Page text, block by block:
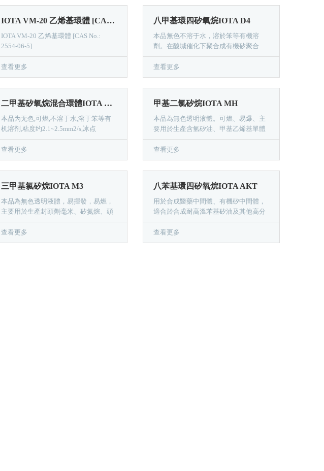
IOTA VM-20 乙烯基環體 [CAS No.: 2554-06-5]
IOTA VM-20 乙烯基環體 [CAS No.:
2554-06-5]
查看更多
八甲基環四矽氧烷IOTA D4
本品無色不溶于水，溶於笨等有機溶
劑。在酸堿催化下聚合成有機矽聚合
物，是矽油、矽橡膠的基本原料，也可
直接做橡膠填料處理劑及化妝品原料。
查看更多
二甲基矽氧烷混合環體IOTA DMC
本品为无色,可燃,不溶于水,溶于笨等有
机溶剂,粘度约2.1~2.5mm2/s,冰点
0℃~5℃.在酸堿催化下聚合成有機矽聚
合物，用於生產矽油.矽橡膠等.
查看更多
甲基二氯矽烷IOTA MH
本品為無色透明液體。可燃、易爆、主
要用於生產含氫矽油、甲基乙烯基單體
及氨基矽烷等。
查看更多
三甲基氯矽烷IOTA M3
本品為無色透明液體，易揮發，易燃，
主要用於生產封頭劑毫米、矽氮烷、頭
孢類抗生素，活性基因保護劑等。
查看更多
八苯基環四矽氧烷IOTA AKT
用於合成醫藥中間體、有機矽中間體，
適合於合成耐高溫苯基矽油及其他高分
子化合物。
查看更多